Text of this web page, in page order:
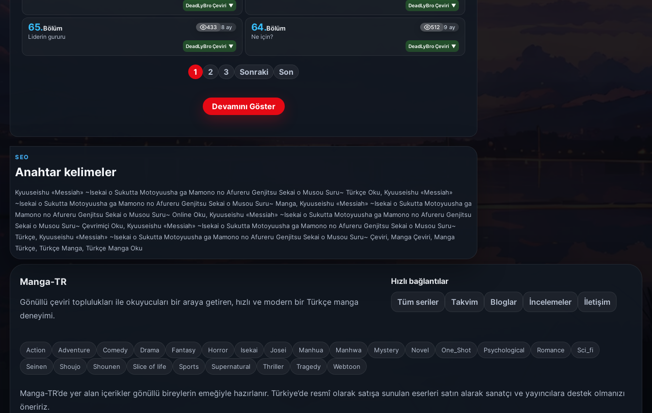
DeadLyBro Çeviri ▼ DeadLyBro Çeviri ▼
65.Bölüm 433 8 ay
Liderin gururu
DeadLyBro Çeviri ▼
64.Bölüm 512 9 ay
Ne için?
DeadLyBro Çeviri ▼
1 2 3 Sonraki Son
Devamını Göster
SEO
Anahtar kelimeler
Kyuuseishu «Messiah» ~Isekai o Sukutta Motoyuusha ga Mamono no Afureru Genjitsu Sekai o Musou Suru~ Türkçe Oku, Kyuuseishu «Messiah»
~Isekai o Sukutta Motoyuusha ga Mamono no Afureru Genjitsu Sekai o Musou Suru~ Manga, Kyuuseishu «Messiah» ~Isekai o Sukutta Motoyuusha ga
Mamono no Afureru Genjitsu Sekai o Musou Suru~ Online Oku, Kyuuseishu «Messiah» ~Isekai o Sukutta Motoyuusha ga Mamono no Afureru Genjitsu
Sekai o Musou Suru~ Çevrimiçi Oku, Kyuuseishu «Messiah» ~Isekai o Sukutta Motoyuusha ga Mamono no Afureru Genjitsu Sekai o Musou Suru~
Türkçe, Kyuuseishu «Messiah» ~Isekai o Sukutta Motoyuusha ga Mamono no Afureru Genjitsu Sekai o Musou Suru~ Çeviri, Manga Çeviri, Manga
Türkçe, Türkçe Manga, Türkçe Manga Oku
Manga-TR
Gönüllü çeviri toplulukları ile okuyucuları bir araya getiren, hızlı ve modern bir Türkçe manga
deneyimi.
Hızlı bağlantılar
Tüm seriler Takvim Bloglar İncelemeler İletişim
Action Adventure Comedy Drama Fantasy Horror Isekai Josei Manhua Manhwa Mystery Novel One_Shot Psychological Romance Sci_fi
Seinen Shoujo Shounen Slice of life Sports Supernatural Thriller Tragedy Webtoon
Manga-TR’de yer alan içerikler gönüllü bireylerin emeğiyle hazırlanır. Türkiye’de resmî olarak satışa sunulan eserleri satın alarak sanatçı ve yayıncılara destek olmanızı
öneririz.